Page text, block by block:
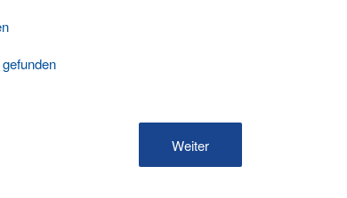
Weiter